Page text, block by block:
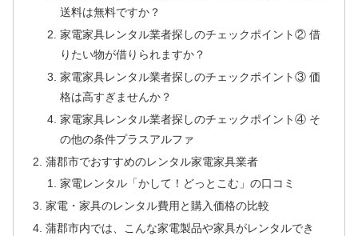
送料は無料ですか？
家電家具レンタル業者探しのチェックポイント② 借
りたい物が借りられますか？
家電家具レンタル業者探しのチェックポイント③ 価
格は高すぎませんか？
家電家具レンタル業者探しのチェックポイント④ そ
の他の条件プラスアルファ
蒲郡市でおすすめのレンタル家電家具業者
家電レンタル「かして！どっとこむ」の口コミ
家電・家具のレンタル費用と購入価格の比較
蒲郡市内では、こんな家電製品や家具がレンタルでき